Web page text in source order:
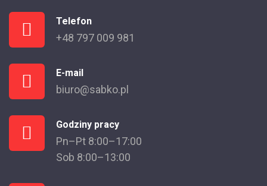
Telefon
+48 797 009 981
E-mail
biuro@sabko.pl
Godziny pracy
Pn–Pt 8:00–17:00
Sob 8:00–13:00